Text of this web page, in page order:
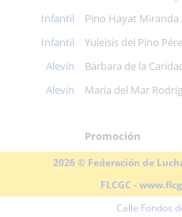
Infantil
Pino Hayat Miranda
Infantil
Yuleisis del Pino
Alevín
Bárbara de la
Alevín
María del Mar
Promoción
2026 © Federación de
FLCGC -
Calle Fondos